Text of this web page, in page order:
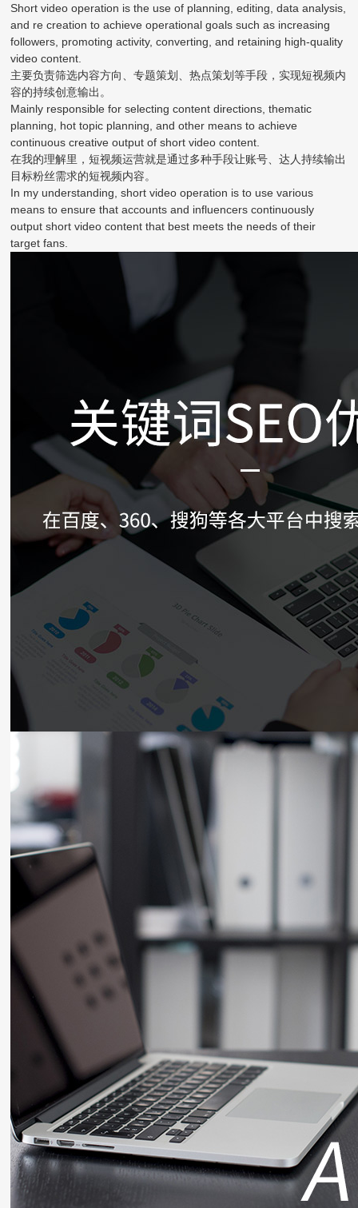
Short video operation is the use of planning, editing, data analysis,
and re creation to achieve operational goals such as increasing
followers, promoting activity, converting, and retaining high-quality
video content.
主要负责筛选内容方向、专题策划、热点策划等手段，实现短视频内
容的持续创意输出。
Mainly responsible for selecting content directions, thematic
planning, hot topic planning, and other means to achieve
continuous creative output of short video content.
在我的理解里，短视频运营就是通过多种手段让账号、达人持续输出
目标粉丝需求的短视频内容。
In my understanding, short video operation is to use various
means to ensure that accounts and influencers continuously
output short video content that best meets the needs of their
target fans.